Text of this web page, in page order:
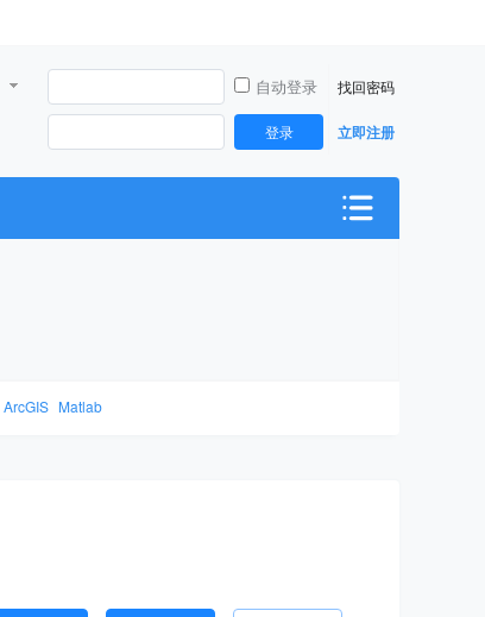
自动登录 找回密码
登录 立即注册
ArcGIS Matlab